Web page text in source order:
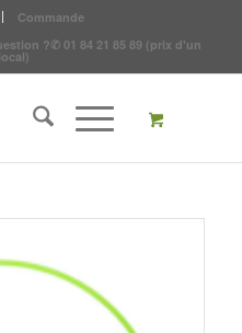
Commande
?✆ 01 84 21 85 89 (prix d'un